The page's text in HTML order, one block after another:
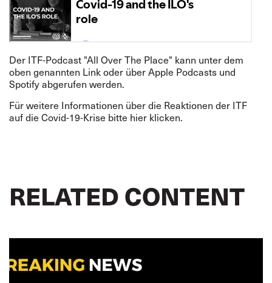
Der ITF-Podcast "All Over The Place" kann unter dem
oben genannten Link oder über Apple Podcasts und
Spotify abgerufen werden.
Für weitere Informationen über die Reaktionen der ITF
auf die Covid-19-Krise bitte hier klicken.
RELATED CONTENT